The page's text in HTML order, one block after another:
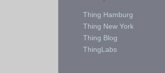
Thing Hamburg
Thing New York
Thing Blog
ThingLabs